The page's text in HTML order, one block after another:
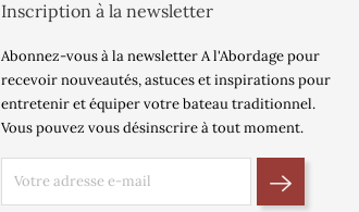
Inscription à la newsletter
Abonnez-vous à la newsletter A l'Abordage pour
recevoir nouveautés, astuces et inspirations pour
entretenir et équiper votre bateau traditionnel.
Vous pouvez vous désinscrire à tout moment.